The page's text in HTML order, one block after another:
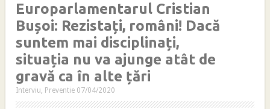
Europarlamentarul Cristian
Bușoi: Rezistați, români! Dacă
suntem mai disciplinați,
situația nu va ajunge atât de
gravă ca în alte țări
Interviu, Preventie 07/04/2020